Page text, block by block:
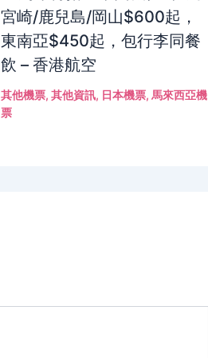
宮崎/鹿兒島/岡山$600起，
東南亞$450起，包行李同餐
飲 – 香港航空
其他機票, 其他資訊, 日本機票, 馬來西亞機
票